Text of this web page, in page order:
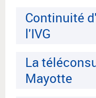
Continuité
l'IVG
La
Mayotte